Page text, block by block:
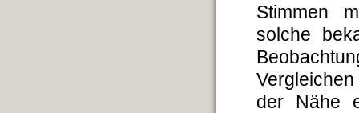
Stimmen
solche
der Nähe